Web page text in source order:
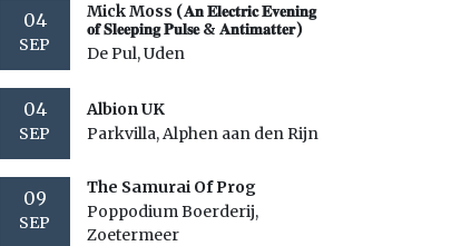
04
SEP
Mick Moss (𝐀𝐧 𝐄𝐥𝐞𝐜𝐭𝐫𝐢𝐜 𝐄𝐯𝐞𝐧𝐢𝐧𝐠
𝐨𝐟 𝐒𝐥𝐞𝐞𝐩𝐢𝐧𝐠 𝐏𝐮𝐥𝐬𝐞 & 𝐀𝐧𝐭𝐢𝐦𝐚𝐭𝐭𝐞𝐫)
De Pul, Uden
04
SEP
Albion UK
Parkvilla, Alphen aan den Rijn
09
SEP
The Samurai Of Prog
Poppodium Boerderij,
Zoetermeer